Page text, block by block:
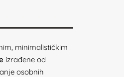
minimalističkim
izrađene od
osobnih